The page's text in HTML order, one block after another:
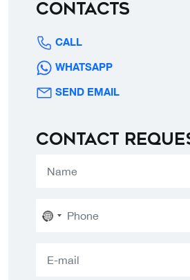
Contacts
CALL
WHATSAPP
SEND EMAIL
Contact
No